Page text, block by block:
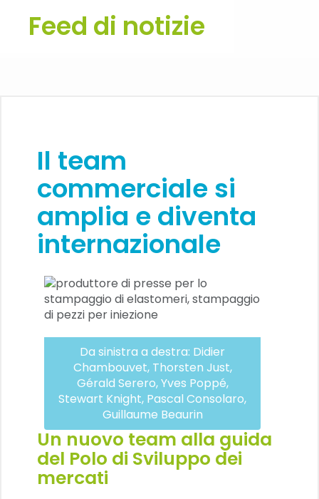
Feed di notizie
Il team
commerciale si
amplia e diventa
internazionale
Da sinistra a destra: Didier
Chambouvet, Thorsten Just,
Gérald Serero, Yves Poppé,
Stewart Knight, Pascal Consolaro,
Guillaume Beaurin
Un nuovo team alla guida
del Polo di Sviluppo dei
mercati